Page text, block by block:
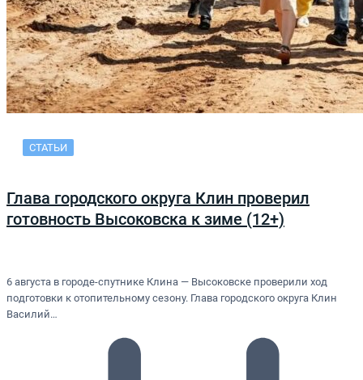
СТАТЬИ
Глава городского округа Клин проверил
готовность Высоковска к зиме (12+)
6 августа в городе-спутнике Клина — Высоковске проверили ход
подготовки к отопительному сезону. Глава городского округа Клин
Василий…